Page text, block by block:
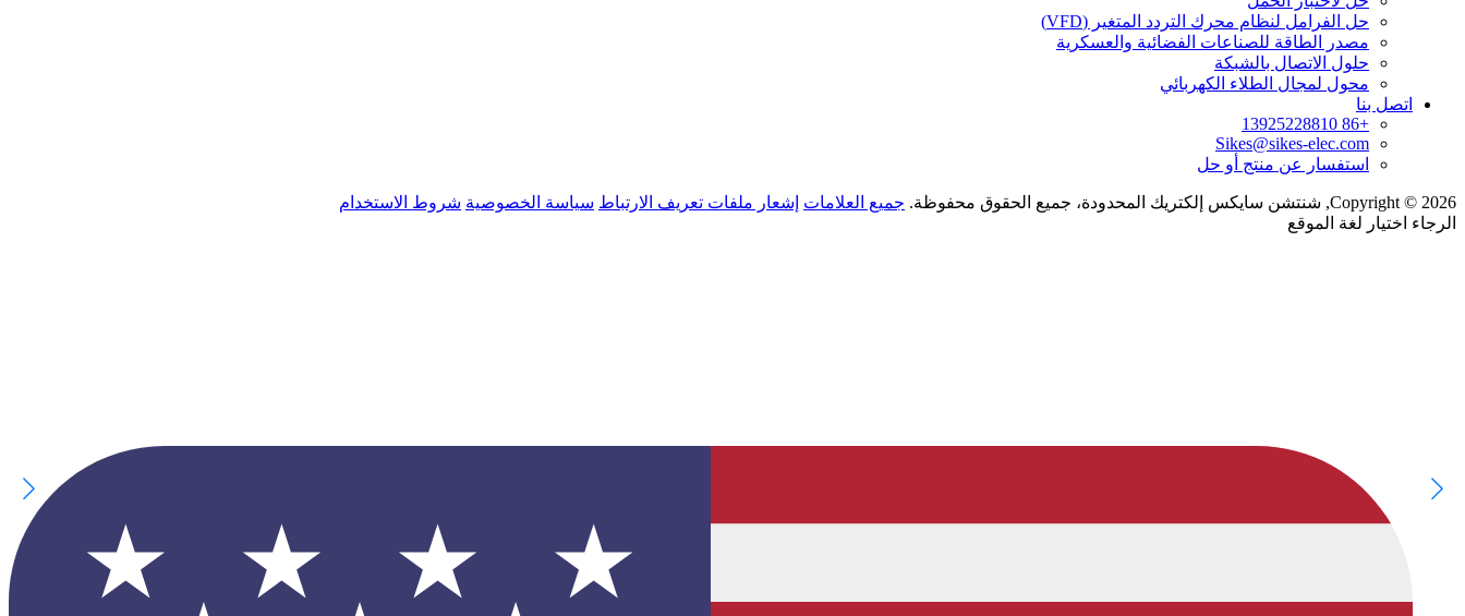
حل الفرامل لنظام محرك التردد المتغير (VFD)
مصدر الطاقة للصناعات الفضائية والعسكرية
حلول الاتصال بالشبكة
محول لمجال الطلاء الكهربائي
اتصل بنا
+86 13925228810
Sikes@sikes-elec.com
استفسار عن منتج أو حل
Copyright © 2026, شنتشن سايكس إلكتريك المحدودة، جميع الحقوق محفوظة. جميع العلامات إشعار ملفات تعريف الارتباط سياسة الخصوصية شروط الاستخدام
الرجاء اختيار لغة الموقع